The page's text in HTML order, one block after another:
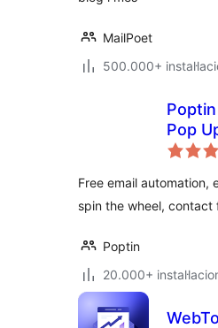
MailPoet
500.000+
Pop
Free email
spin the wheel, contact
Poptin
20.000+